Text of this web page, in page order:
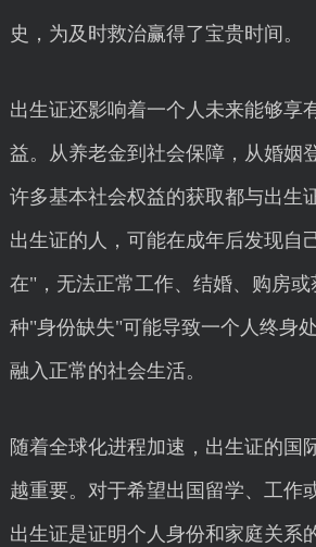
史，为及时救治赢得了宝贵时间。
出生证还影响着一个人未来能够享
益。从养老金到社会保障，从婚姻
许多基本社会权益的获取都与出生
出生证的人，可能在成年后发现自
在"，无法正常工作、结婚、购房
种"身份缺失"可能导致一个人终身
融入正常的社会生活。
随着全球化进程加速，出生证的国
越重要。对于希望出国留学、工作
出生证是证明个人身份和家庭关系